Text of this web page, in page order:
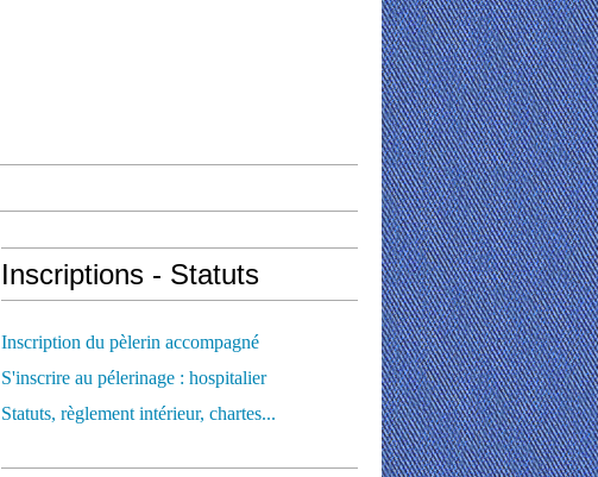
Inscriptions - Statuts
Inscription du pèlerin accompagné
S'inscrire au pélerinage : hospitalier
Statuts, règlement intérieur, chartes...